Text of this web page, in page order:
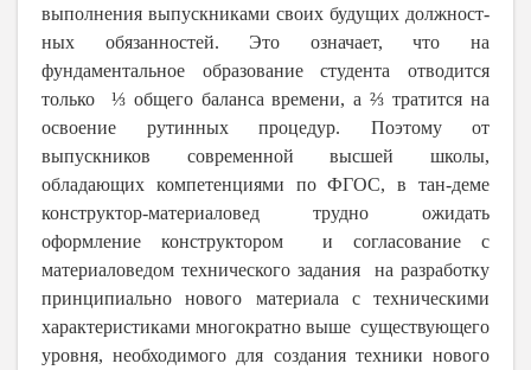
выполнения выпускниками своих будущих должност-
ных обязанностей. Это означает, что на
фундаментальное образование студента отводится
только ⅓ общего баланса времени, а ⅔ тратится на
освоение рутинных процедур. Поэтому от
выпускников современной высшей школы,
обладающих компетенциями по ФГОС, в тан-деме
конструктор-материаловед трудно ожидать
оформление конструктором и согласование с
материаловедом технического задания на разработку
принципиально нового материала с техническими
характеристиками многократно выше существующего
уровня, необходимого для создания техники нового